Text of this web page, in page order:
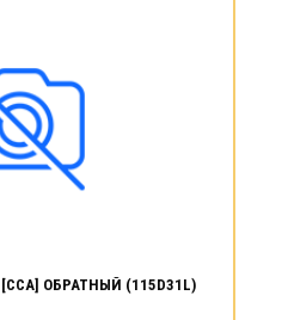
[CCA] ОБРАТНЫЙ (115D31L)